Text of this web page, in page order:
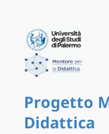
Progetto
Didattica